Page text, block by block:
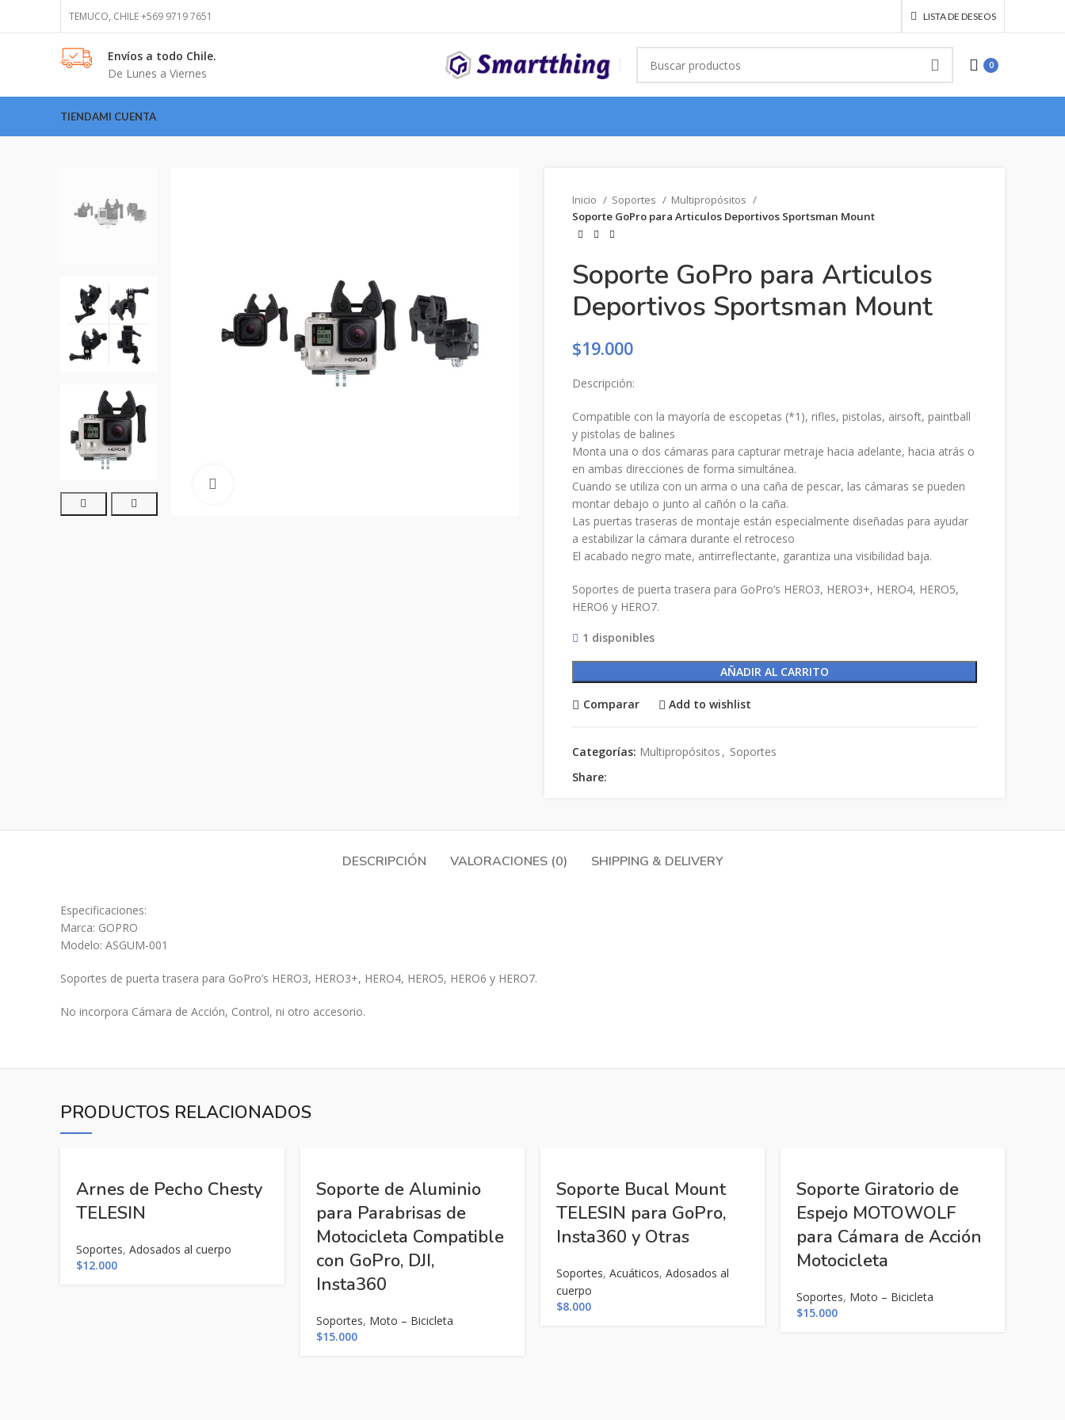
TEMUCO, CHILE +569 9719 7651 LISTA DE DESEOS
Envíos a todo Chile.
De Lunes a Viernes
0
TIENDAMI CUENTA
Inicio Soportes
Multipropósitos
Soporte GoPro para Articulos Deportivos Sportsman Mount
Soporte GoPro para Articulos
Deportivos Sportsman Mount
$19.000
Descripción:
Compatible con la mayoría de escopetas (*1), rifles, pistolas, airsoft, paintball
y pistolas de balines
Monta una o dos cámaras para capturar metraje hacia adelante, hacia atrás o
en ambas direcciones de forma simultánea.
Cuando se utiliza con un arma o una caña de pescar, las cámaras se pueden
montar debajo o junto al cañón o la caña.
Las puertas traseras de montaje están especialmente diseñadas para ayudar
a estabilizar la cámara durante el retroceso
El acabado negro mate, antirreflectante, garantiza una visibilidad baja.
Soportes de puerta trasera para GoPro’s HERO3, HERO3+, HERO4, HERO5,
HERO6 y HERO7.
1 disponibles
AÑADIR AL CARRITO
Comparar Add to wishlist
Categorías: Multipropósitos , Soportes
Share:
DESCRIPCIÓN VALORACIONES (0) SHIPPING & DELIVERY
Especificaciones:
Marca: GOPRO
Modelo: ASGUM-001
Soportes de puerta trasera para GoPro’s HERO3, HERO3+, HERO4, HERO5, HERO6 y HERO7.
No incorpora Cámara de Acción, Control, ni otro accesorio.
PRODUCTOS RELACIONADOS
Arnes de Pecho Chesty
TELESIN
Soportes, Adosados al cuerpo
$12.000
Soporte de Aluminio
para Parabrisas de
Motocicleta Compatible
con GoPro, DJI,
Insta360
Soportes, Moto – Bicicleta
$15.000
Soporte Bucal Mount
TELESIN para GoPro,
Insta360 y Otras
Soportes, Acuáticos, Adosados al
cuerpo
$8.000
Soporte Giratorio de
Espejo MOTOWOLF
para Cámara de Acción
Motocicleta
Soportes, Moto – Bicicleta
$15.000